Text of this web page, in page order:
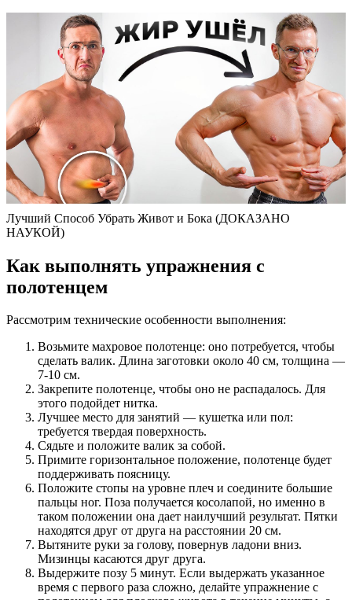
Лучший Способ Убрать Живот и Бока (ДОКАЗАНО
НАУКОЙ)
Как выполнять упражнения с
полотенцем
Рассмотрим технические особенности выполнения:
Возьмите махровое полотенце: оно потребуется, чтобы
сделать валик. Длина заготовки около 40 см, толщина —
7-10 см.
Закрепите полотенце, чтобы оно не распадалось. Для
этого подойдет нитка.
Лучшее место для занятий — кушетка или пол:
требуется твердая поверхность.
Сядьте и положите валик за собой.
Примите горизонтальное положение, полотенце будет
поддерживать поясницу.
Положите стопы на уровне плеч и соедините большие
пальцы ног. Поза получается косолапой, но именно в
таком положении она дает наилучший результат. Пятки
находятся друг от друга на расстоянии 20 см.
Вытяните руки за голову, повернув ладони вниз.
Мизинцы касаются друг друга.
Выдержите позу 5 минут. Если выдержать указанное
время с первого раза сложно, делайте упражнение с